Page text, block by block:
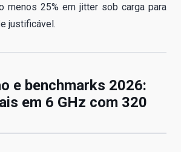
menos 25% em jitter sob carga para
justificável.
e benchmarks 2026:
em 6 GHz com 320